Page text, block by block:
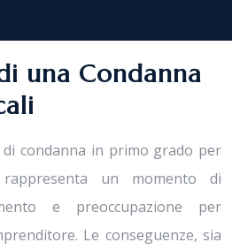
una Condanna
di condanna in primo grado per
un momento di
e preoccupazione per
Le conseguenze, sia